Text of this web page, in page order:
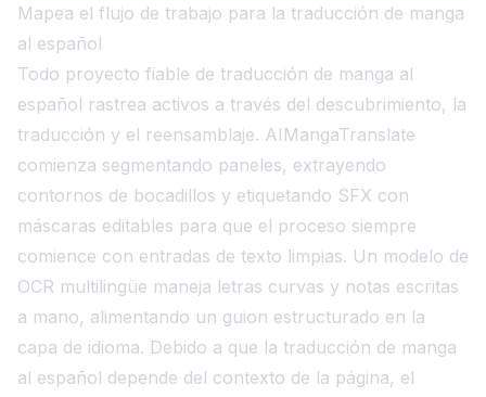
Mapea el flujo de trabajo para la traducción de manga
al español
Todo proyecto fiable de traducción de manga al
español rastrea activos a través del descubrimiento, la
traducción y el reensamblaje. AIMangaTranslate
comienza segmentando paneles, extrayendo
contornos de bocadillos y etiquetando SFX con
máscaras editables para que el proceso siempre
comience con entradas de texto limpias. Un modelo de
OCR multilingüe maneja letras curvas y notas escritas
a mano, alimentando un guion estructurado en la
capa de idioma. Debido a que la traducción de manga
al español depende del contexto de la página, el